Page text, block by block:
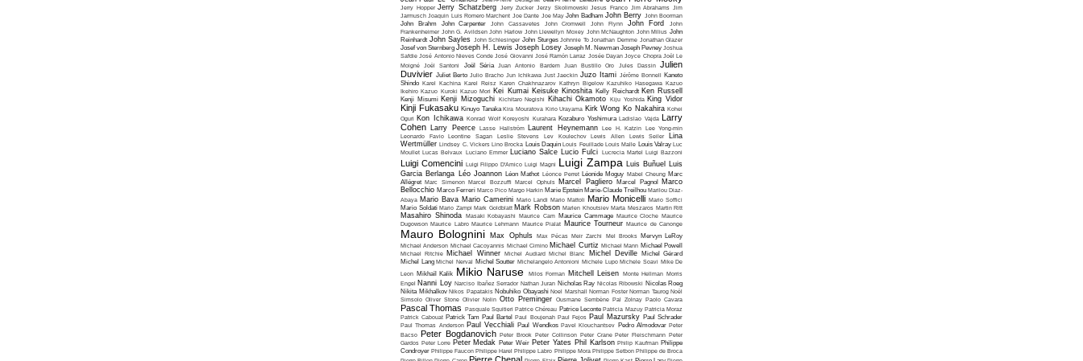
Jerry Hopper Jerry Schatzberg Jerry Zucker Jerzy Skolimowski Jesus Franco Jim Abrahams Jim
Jarmusch Joaquin Luis Romero Marchent Joe Dante Joe May John Badham John Berry John Boorman
John Brahm
John Carpenter John Cassavetes John Cromwell John Flynn John Ford
John
Frankenheimer John G. Avildsen John Harlow John Llewellyn Moxey John McNaughton John Milius John
Reinhardt John Sayles John Schlesinger John Sturges Johnnie To Jonathan Demme Jonathan Glazer
Josef von Sternberg Joseph H. Lewis Joseph Losey Joseph M. Newman Joseph Pevney Joshua
Safdie José Antonio Nieves Conde José Giovanni José Ramón Larraz Josée Dayan Joyce Chopra Joël Le
Moigné Joël Santoni Joël Séria Juan Antonio Bardem Juan Bustillo Oro Jules Dassin Julien
Duvivier Juliet Berto Julio Bracho Jun Ichikawa Just Jaeckin Juzo Itami Jérôme Bonnell Kaneto
Shindo Karel Kachina Karel Reisz Karen Chakhnazarov Kathryn Bigelow Kazuhiko Hasegawa Kazuo
Ikehiro Kazuo Kuroki Kazuo Mori Kei Kumai Keisuke Kinoshita Kelly Reichardt Ken Russell
Kenji Misumi Kenji Mizoguchi Kichitaro Negishi Kihachi Okamoto Kiju Yoshida King Vidor
Kinji Fukasaku Kinuyo Tanaka Kira Mouratova Kirio Urayama Kirk Wong Ko Nakahira Kohei
Oguri Kon Ichikawa Konrad Wolf Koreyoshi Kurahara Kozaburo Yoshimura Ladislao Vajda
Larry
Cohen Larry Peerce Lasse Hallström Laurent Heynemann Lee H. Katzin Lee Yong-min
Leonardo Favio
Leontine Sagan Leslie Stevens Lev Koulechov Lewis Allen Lewis Seiler
Lina
Wertmüller Lindsey C. Vickers Lino Brocka Louis Daquin Louis Feuillade Louis Malle Louis Valray Luc
Moullet Lucas Belvaux Luciano Emmer Luciano Salce Lucio Fulci Lucrecia Martel Luigi Bazzoni
Luigi Comencini Luigi Filippo D'Amico Luigi Magni Luigi Zampa Luis Buñuel
Luis
Garcia Berlanga Léo Joannon Léon Mathot Léonce Perret Léonide Moguy Mabel Cheung Marc
Allégret Marc Simenon Marcel Bozzuffi Marcel Ophuls Marcel Pagliero Marcel Pagnol
Marco
Bellocchio Marco Ferreri Marco Pico Margo Harkin Marie Epstein Marie-Claude Treilhou Marilou Diaz-
Abaya Mario Bava Mario Camerini Mario Landi Mario Mattoli Mario Monicelli Mario Soffici
Mario Soldati Mario Zampi Mark Goldblatt Mark Robson Marlen Khoutsiev Marta Meszaros Martin Ritt
Masahiro Shinoda Masaki Kobayashi Maurice Cam Maurice Cammage Maurice Cloche Maurice
Dugowson Maurice Labro Maurice Lehmann Maurice Pialat Maurice Tourneur Maurice de Canonge
Mauro Bolognini Max Ophuls Max Pécas Meir Zarchi Mel Brooks Mervyn LeRoy
Michael Anderson Michael Cacoyannis Michael Cimino Michael Curtiz Michael Mann Michael Powell
Michael Ritchie Michael Winner Michel Audiard Michel Blanc Michel Deville
Michel Gérard
Michel Lang Michel Nerval Michel Soutter Michelangelo Antonioni Michele Lupo Michele Soavi Mike De
Leon Mikhaïl Kalik Mikio Naruse Milos Forman Mitchell Leisen Monte Hellman Morris
Engel Nanni Loy Narciso Ibañez Serrador Nathan Juran Nicholas Ray Nicolas Ribowski Nicolas Roeg
Nikita Mikhalkov Nikos Papatakis Nobuhiko Obayashi Noel Marshall Norman Foster Norman Taurog Noël
Simsolo Oliver Stone Olivier Nolin Otto Preminger Ousmane Sembène Pal Zolnay Paolo Cavara
Pascal Thomas Pasquale Squitieri Patrice Chéreau Patrice Leconte Patricia Mazuy Patricia Moraz
Patrick Cabouat Patrick Tam Paul Bartel Paul Boujenah Paul Fejos Paul Mazursky Paul Schrader
Paul Thomas Anderson Paul Vecchiali Paul Wendkos Pavel Klouchantsev Pedro Almodovar Peter
Bacso
Peter Bogdanovich Peter Brook Peter Collinson Peter Crane Peter Fleischmann Peter
Gardos Peter Lorre Peter Medak Peter Weir Peter Yates Phil Karlson Philip Kaufman Philippe
Condroyer Philippe Faucon Philippe Harel Philippe Labro Philippe Mora Philippe Setbon Philippe de Broca